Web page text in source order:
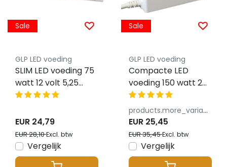
Sale
GLP LED voeding
SLIM LED voeding 75
watt 12 volt 5,25
Ampère – IP20 –
75-12-S
EUR 24,79
EUR 28,10Excl. btw
Vergelijk
Sale
GLP LED voeding
Compacte LED
voeding 150 watt 24
volt 6,25 Ampère –
IP67 waterdicht –
GPVP 150-24-VSP
products.more_variants_available
EUR 25,45
EUR 35,45Excl. btw
Vergelijk